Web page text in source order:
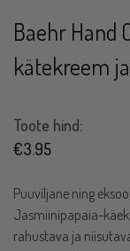
Baehr Hand
kätekreem
Toote hind:
€3.95
Puuviljane ning
Jasmiinipapaia-
rahustava ja